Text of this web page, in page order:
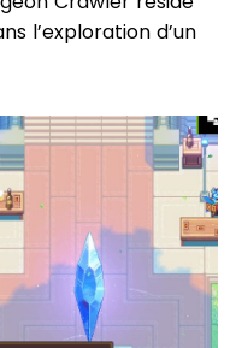
l’exploration d’un